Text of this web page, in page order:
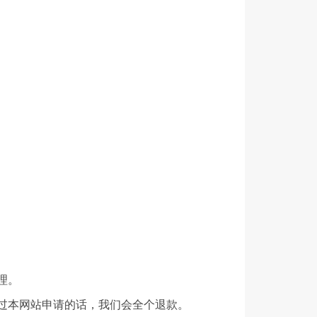
网站申请的话，我们会全个退款。